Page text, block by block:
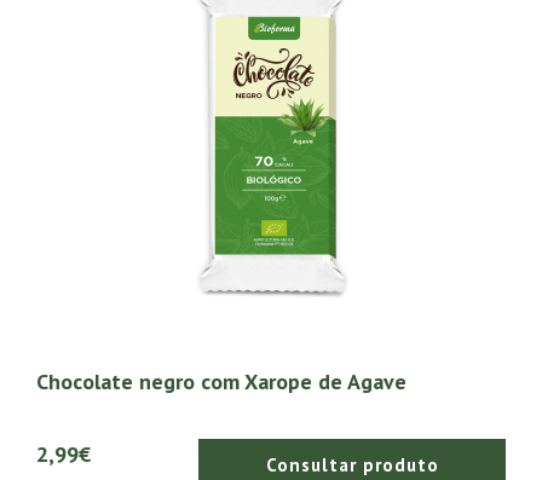
Chocolate negro com Xarope de Agave
2,99€ Consultar produto